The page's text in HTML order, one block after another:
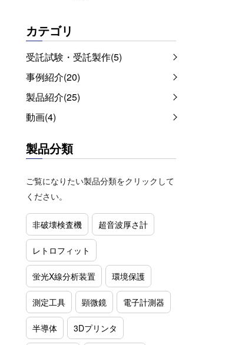
カテゴリ
受託試験・受託製作(5)
事例紹介(20)
製品紹介(25)
動画(4)
製品分類
ご覧になりたい製品分類をクリックして
ください。
非破壊検査機 超音波厚さ計
レトロフィット
蛍光X線分析装置 環境保護
測定工具 顕微鏡 電子計測器
半導体 3Dプリンタ